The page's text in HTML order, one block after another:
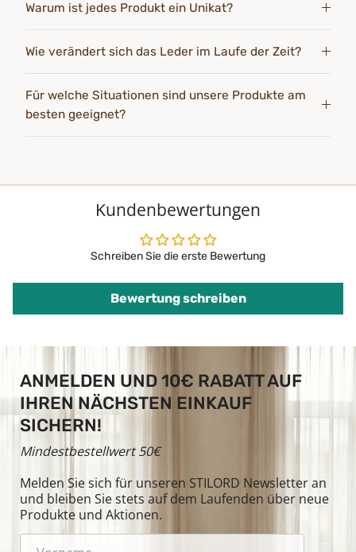
Warum ist jedes Produkt ein Unikat?
Wie verändert sich das Leder im Laufe der Zeit?
Für welche Situationen sind unsere Produkte am
besten geeignet?
Kundenbewertungen
Schreiben Sie die erste Bewertung
Bewertung schreiben
ANMELDEN UND 10€ RABATT AUF
IHREN NÄCHSTEN EINKAUF
SICHERN!
Mindestbestellwert 50€
Melden Sie sich für unseren STILORD Newsletter an
und bleiben Sie stets auf dem Laufenden über neue
Produkte und Aktionen.